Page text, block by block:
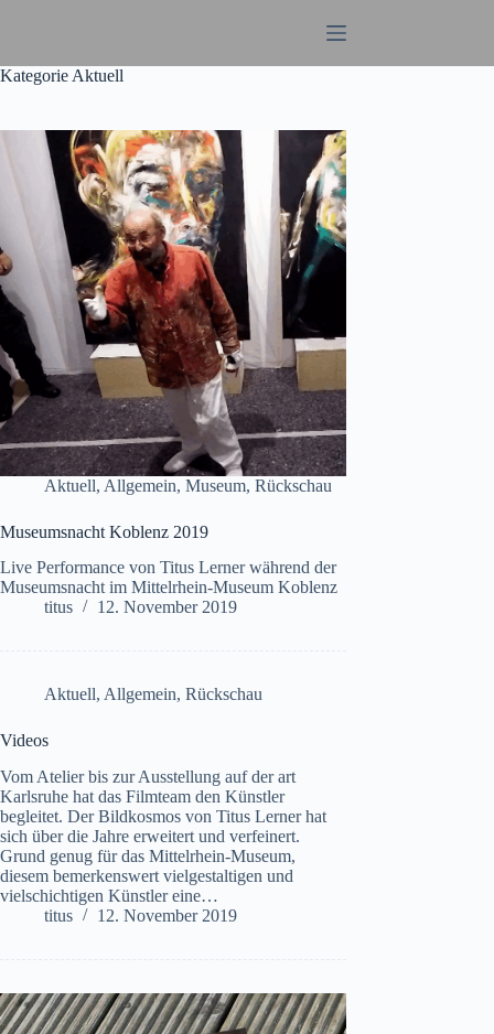
Kategorie Aktuell
Aktuell, Allgemein, Museum, Rückschau
Museumsnacht Koblenz 2019
Live Performance von Titus Lerner während der
Museumsnacht im Mittelrhein-Museum Koblenz
titus
12. November 2019
Aktuell, Allgemein, Rückschau
Videos
Vom Atelier bis zur Ausstellung auf der art
Karlsruhe hat das Filmteam den Künstler
begleitet. Der Bildkosmos von Titus Lerner hat
sich über die Jahre erweitert und verfeinert.
Grund genug für das Mittelrhein-Museum,
diesem bemerkenswert vielgestaltigen und
vielschichtigen Künstler eine…
titus
12. November 2019